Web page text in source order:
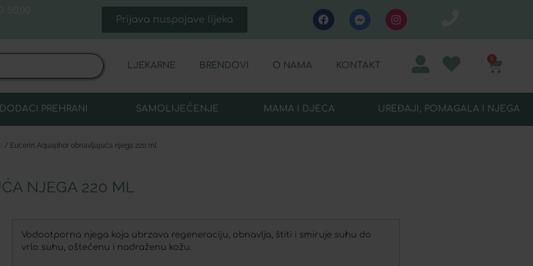
Prijava nuspojave lijeka
LJEKARNE BRENDOVI O NAMA KONTAKT
0
DODACI PREHRANI SAMOLIJEČENJE MAMA I DJECA UREĐAJI, POMAGALA I NJEGA
/ Eucerin Aquaphor obnavljajuća njega 220 ml
NJEGA 220 ML
Vodootporna njega koja ubrzava regeneraciju, obnavlja, štiti i smiruje suhu do
vrlo suhu, oštećenu i nadraženu kožu.